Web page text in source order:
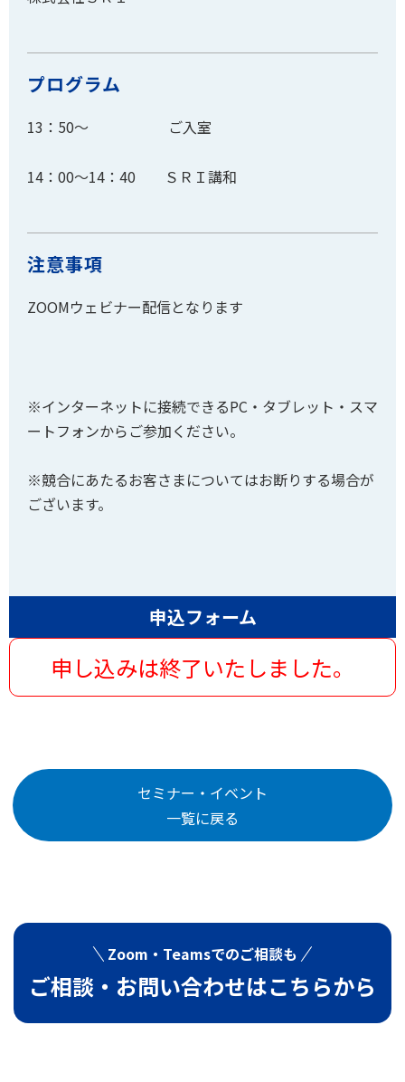
プログラム
13：50～ ご入室
14：00～14：40 ＳＲＩ講和
注意事項
ZOOMウェビナー配信となります
※インターネットに接続できるPC・タブレット・スマ
ートフォンからご参加ください。
※競合にあたるお客さまについてはお断りする場合が
ございます。
申込フォーム
申し込みは終了いたしました。
セミナー・イベント
一覧に戻る
Zoom・Teamsでのご相談も
ご相談・お問い合わせはこちらから